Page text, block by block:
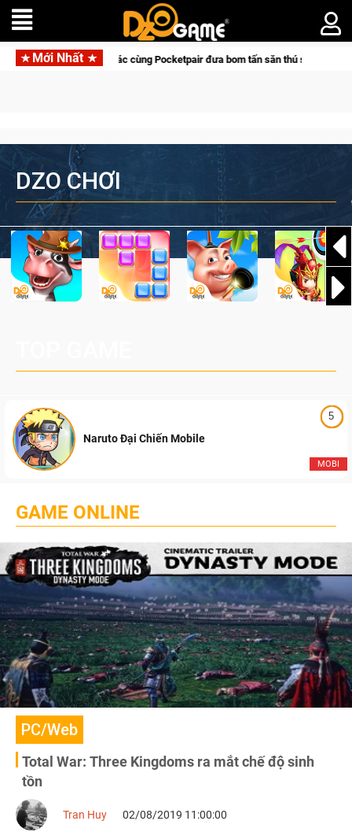
Mới Nhất
tồn lên di động với tên gọi Palworld Online Gia Nhập
DZO CHƠI
5
MOBI
Naruto Đại Chiến Mobile
GAME ONLINE
PC/Web
Total War: Three Kingdoms ra mắt chế độ sinh
tồn
Tran Huy 02/08/2019 11:00:00